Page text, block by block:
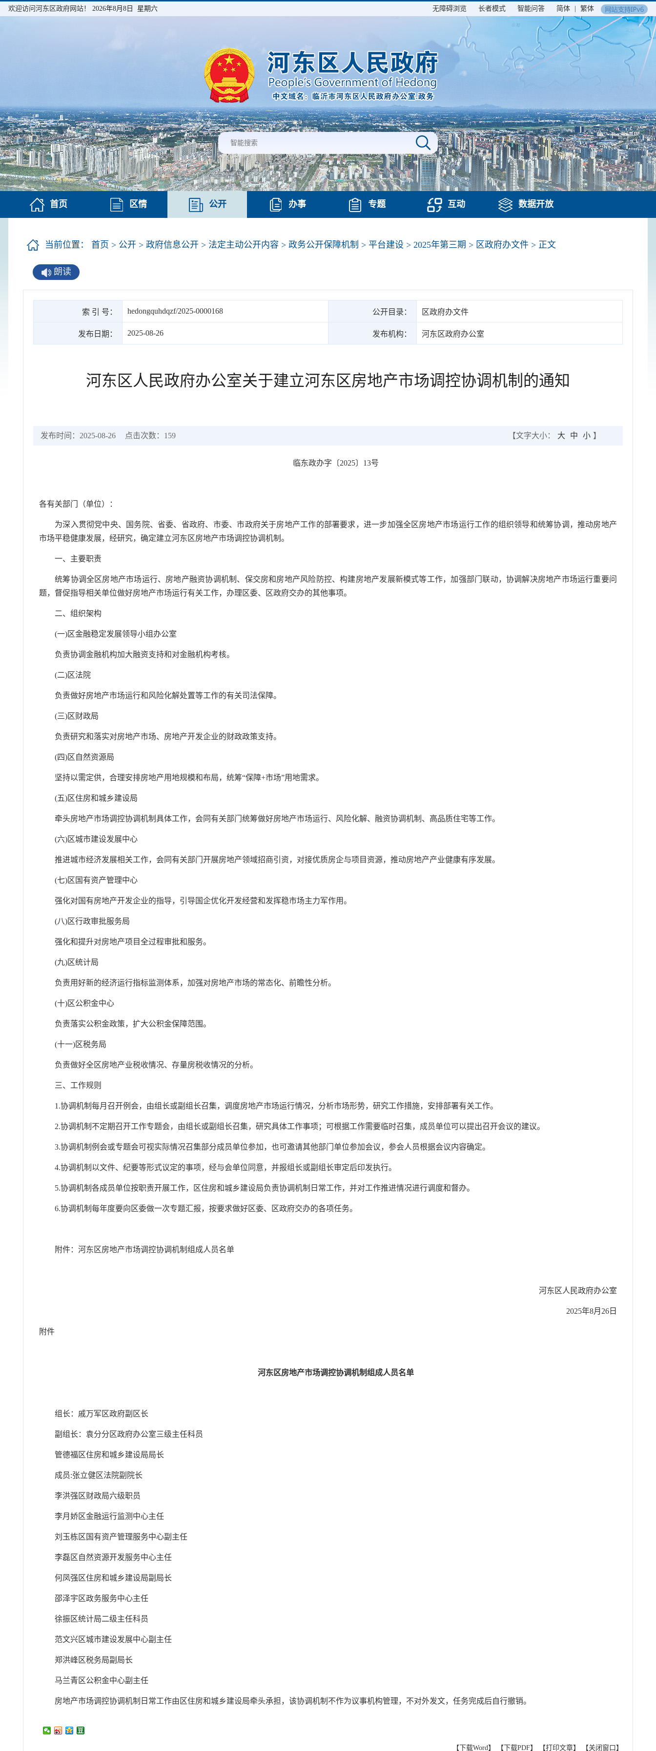
欢迎访问河东区政府网站！ 2026年8月8日 星期六 无障碍浏览 长者模式 智能问答 简体 繁体
首页 区情 公开 办事 专题 互动 数据开放
当前位置： 首页 > 公开 > 政府信息公开 > 法定主动公开内容 > 政务公开保障机制 > 平台建设 > 2025年第三期 > 区政府办文件 > 正文
朗读
索 引 号： hedongquhdqzf/2025-0000168 公开目录： 区政府办文件
发布日期： 2025-08-26 发布机构： 河东区政府办公室
河东区人民政府办公室关于建立河东区房地产市场调控协调机制的通知
发布时间：2025-08-26 点击次数： 159 【文字大小： 大 中 小 】
临东政办字〔2025〕13号
各有关部门（单位）：
为深入贯彻党中央、国务院、省委、省政府、市委、市政府关于房地产工作的部署要求，进一步加强全区房地产市场运行工作的组织领导和统筹协调，推动房地产
市场平稳健康发展，经研究，确定建立河东区房地产市场调控协调机制。
一、主要职责
统筹协调全区房地产市场运行、房地产融资协调机制、保交房和房地产风险防控、构建房地产发展新模式等工作，加强部门联动，协调解决房地产市场运行重要问
题，督促指导相关单位做好房地产市场运行有关工作，办理区委、区政府交办的其他事项。
二、组织架构
(一)区金融稳定发展领导小组办公室
负责协调金融机构加大融资支持和对金融机构考核。
(二)区法院
负责做好房地产市场运行和风险化解处置等工作的有关司法保障。
(三)区财政局
负责研究和落实对房地产市场、房地产开发企业的财政政策支持。
(四)区自然资源局
坚持以需定供，合理安排房地产用地规模和布局，统筹“保障+市场”用地需求。
(五)区住房和城乡建设局
牵头房地产市场调控协调机制具体工作，会同有关部门统筹做好房地产市场运行、风险化解、融资协调机制、高品质住宅等工作。
(六)区城市建设发展中心
推进城市经济发展相关工作，会同有关部门开展房地产领域招商引资，对接优质房企与项目资源，推动房地产产业健康有序发展。
(七)区国有资产管理中心
强化对国有房地产开发企业的指导，引导国企优化开发经营和发挥稳市场主力军作用。
(八)区行政审批服务局
强化和提升对房地产项目全过程审批和服务。
(九)区统计局
负责用好新的经济运行指标监测体系，加强对房地产市场的常态化、前瞻性分析。
(十)区公积金中心
负责落实公积金政策，扩大公积金保障范围。
(十一)区税务局
负责做好全区房地产业税收情况、存量房税收情况的分析。
三、工作规则
1.协调机制每月召开例会，由组长或副组长召集，调度房地产市场运行情况，分析市场形势，研究工作措施，安排部署有关工作。
2.协调机制不定期召开工作专题会，由组长或副组长召集，研究具体工作事项；可根据工作需要临时召集，成员单位可以提出召开会议的建议。
3.协调机制例会或专题会可视实际情况召集部分成员单位参加，也可邀请其他部门单位参加会议，参会人员根据会议内容确定。
4.协调机制以文件、纪要等形式议定的事项，经与会单位同意，并报组长或副组长审定后印发执行。
5.协调机制各成员单位按职责开展工作，区住房和城乡建设局负责协调机制日常工作，并对工作推进情况进行调度和督办。
6.协调机制每年度要向区委做一次专题汇报，按要求做好区委、区政府交办的各项任务。
附件：河东区房地产市场调控协调机制组成人员名单
河东区人民政府办公室
2025年8月26日
附件
河东区房地产市场调控协调机制组成人员名单
组长：戚万军区政府副区长
副组长：袁分分区政府办公室三级主任科员
管德福区住房和城乡建设局局长
成员:张立健区法院副院长
李洪强区财政局六级职员
李月娇区金融运行监测中心主任
刘玉栋区国有资产管理服务中心副主任
李磊区自然资源开发服务中心主任
何凤强区住房和城乡建设局副局长
邵泽宇区政务服务中心主任
徐振区统计局二级主任科员
范文兴区城市建设发展中心副主任
郑洪峰区税务局副局长
马兰青区公积金中心副主任
房地产市场调控协调机制日常工作由区住房和城乡建设局牵头承担，该协调机制不作为议事机构管理，不对外发文，任务完成后自行撤销。
【下载Word】 【下载PDF】 【打印文章】 【关闭窗口】